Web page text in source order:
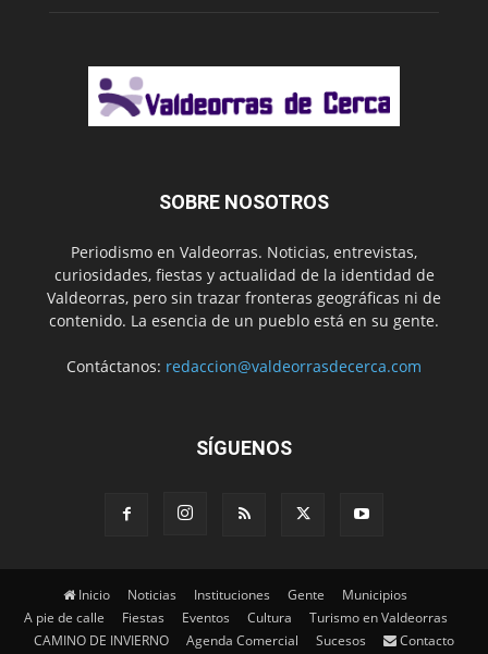
SOBRE NOSOTROS
Periodismo en Valdeorras. Noticias, entrevistas,
curiosidades, fiestas y actualidad de la identidad de
Valdeorras, pero sin trazar fronteras geográficas ni de
contenido. La esencia de un pueblo está en su gente.
Contáctanos: redaccion@valdeorrasdecerca.com
SÍGUENOS
Inicio Noticias Instituciones Gente
Municipios
A pie de calle
Fiestas Eventos Cultura
Turismo en Valdeorras
CAMINO DE INVIERNO
Agenda Comercial Sucesos Contacto